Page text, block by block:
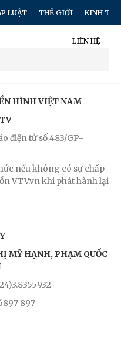
LUẬT THẾ GIỚI KINH TẾ
LIÊN HỆ
HÌNH VIỆT NAM
điện tử số 483/GP-
nếu không có sự chấp
VTV.vn khi phát hành lại
MỸ HẠNH, PHẠM QUỐC
897